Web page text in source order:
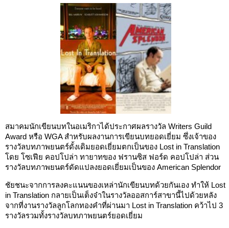
สมาคมนักเขียนบทในอเมริกาได้ประกาศผลรางวัล Writers Guild
Award หรือ WGA สำหรับผลงานการเขียนบทยอดเยี่ยม ซึ่งเจ้าของ
รางวัลบทภาพยนตร์ดั้งเดิมยอดเยี่ยมตกเป็นของ Lost in Translation
โดย โซเฟีย คอปโปล่า ทายาทของ ฟรานซิส ฟอร์ด คอปโปล่า ส่วน
รางวัลบทภาพยนตร์ดัดแปลงยอดเยี่ยมเป็นของ American Splendor
ชัยชนะจากการลงคะแนนของเหล่านักเขียนบทด้วยกันเอง ทำให้ Lost
in Translation กลายเป็นเต็งจ๋าในรางวัลออสการ์สาขานี้ไปด้วยหลัง
จากที่งานรางวัลลูกโลกทองคำที่ผ่านมา Lost in Translation คว้าไป 3
รางวัลรวมทั้งรางวัลบทภาพยนตร์ยอดเยี่ยม